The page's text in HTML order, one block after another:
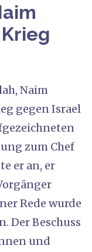
Naim
gegen Israel
zum Chef
er an, er
Rede wurde
Der Beschuss
und